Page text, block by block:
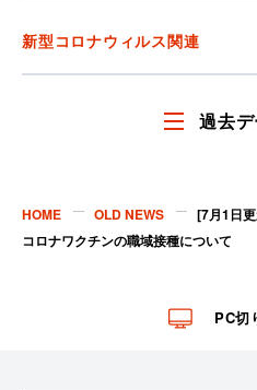
新型コロナウィルス関連
過去
HOME OLD NEWS
[7月1日
コロナワクチンの職域接種について
PC切